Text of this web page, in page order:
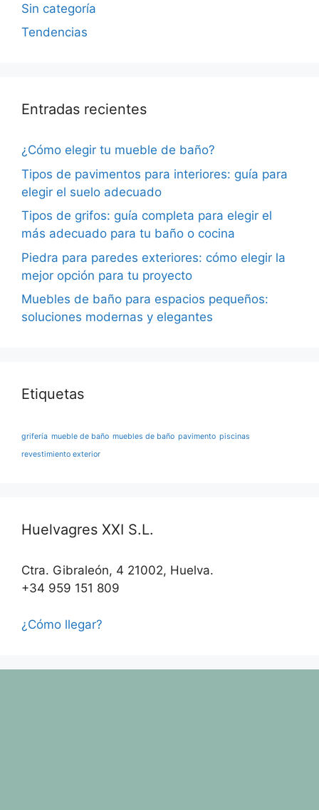
Sin categoría
Tendencias
Entradas recientes
¿Cómo elegir tu mueble de baño?
Tipos de pavimentos para interiores: guía para
elegir el suelo adecuado
Tipos de grifos: guía completa para elegir el
más adecuado para tu baño o cocina
Piedra para paredes exteriores: cómo elegir la
mejor opción para tu proyecto
Muebles de baño para espacios pequeños:
soluciones modernas y elegantes
Etiquetas
grifería mueble de baño muebles de baño pavimento piscinas
revestimiento exterior
Huelvagres XXI S.L.
Ctra. Gibraleón, 4 21002, Huelva.
+34 959 151 809
¿Cómo llegar?